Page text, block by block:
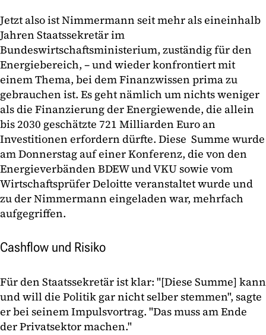
Jetzt also ist Nimmermann seit mehr als eineinhalb
Jahren Staatssekretär im
Bundeswirtschaftsministerium, zuständig für den
Energiebereich, – und wieder konfrontiert mit
einem Thema, bei dem Finanzwissen prima zu
gebrauchen ist. Es geht nämlich um nichts weniger
als die Finanzierung der Energiewende, die allein
bis 2030 geschätzte 721 Milliarden Euro an
Investitionen erfordern dürfte. Diese Summe wurde
am Donnerstag auf einer Konferenz, die von den
Energieverbänden BDEW und VKU sowie vom
Wirtschaftsprüfer Deloitte veranstaltet wurde und
zu der Nimmermann eingeladen war, mehrfach
aufgegriffen.
Cashflow und Risiko
Für den Staatssekretär ist klar: "[Diese Summe] kann
und will die Politik gar nicht selber stemmen", sagte
er bei seinem Impulsvortrag. "Das muss am Ende
der Privatsektor machen."